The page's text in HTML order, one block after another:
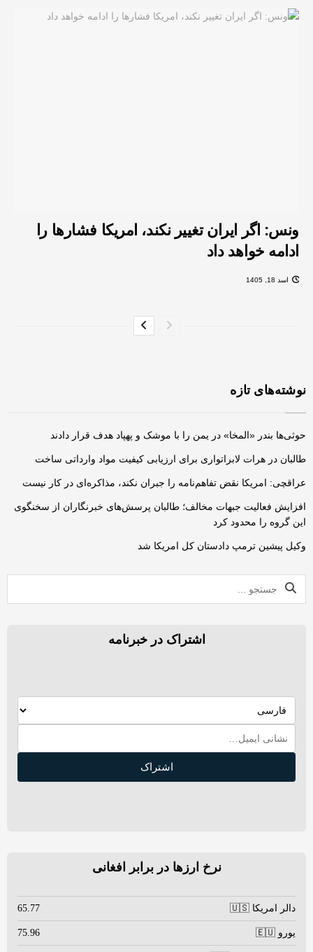
ونس: اگر ایران تغییر نکند، امریکا فشارها را
ادامه خواهد داد
اسد 18, 1405
نوشته‌های تازه
حوثی‌ها بندر «المخا» در یمن را با موشک و پهپاد هدف قرار دادند
طالبان در هرات لابراتواری برای ارزیابی کیفیت مواد وارداتی ساخت
عراقچی: امریکا نقض تفاهم‌نامه را جبران نکند، مذاکره‌ای در کار نیست
افزایش فعالیت‌ جبهات مخالف؛ طالبان پرسش‌های خبرنگاران از سخنگوی
این گروه را محدود کرد
وکیل پیشین ترمپ دادستان کل امریکا شد
اشتراک در خبرنامه
اشتراک
نرخ ارزها در برابر افغانی
دالر امریکا 🇺🇸 65.77
یورو 🇪🇺 75.96